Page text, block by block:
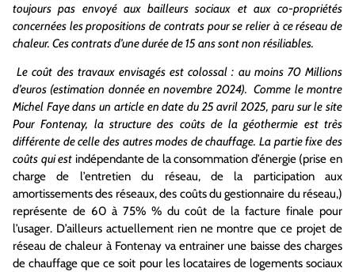
toujours pas envoyé aux bailleurs sociaux et aux co-propriétés
concernées les propositions de contrats pour se relier à ce réseau de
chaleur. Ces contrats d’une durée de 15 ans sont non résiliables.
Le coût des travaux envisagés est colossal : au moins 70 Millions
d’euros (estimation donnée en novembre 2024). Comme le montre
Michel Faye dans un article en date du 25 avril 2025, paru sur le site
Pour Fontenay, la structure des coûts de la géothermie est très
différente de celle des autres modes de chauffage. La partie fixe des
coûts qui est indépendante de la consommation d’énergie (prise en
charge de l’entretien du réseau, de la participation aux
amortissements des réseaux, des coûts du gestionnaire du réseau,)
représente de 60 à 75% % du coût de la facture finale pour
l’usager. D’ailleurs actuellement rien ne montre que ce projet de
réseau de chaleur à Fontenay va entrainer une baisse des charges
de chauffage que ce soit pour les locataires de logements sociaux